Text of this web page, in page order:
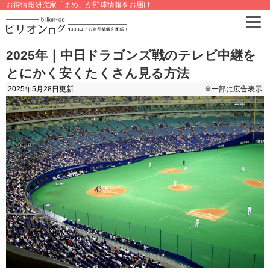
お得情報研究家「まめ」が野球情報をお届け
2025年｜中日ドラゴンズ戦のテレビ中継を
とにかく安くたくさん見る方法
2025年5月28日 更新 ※一部に広告表示